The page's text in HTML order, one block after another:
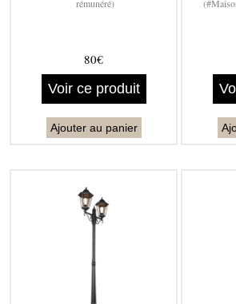
rémunéré)
80€
Voir ce produit
Ajouter au panier